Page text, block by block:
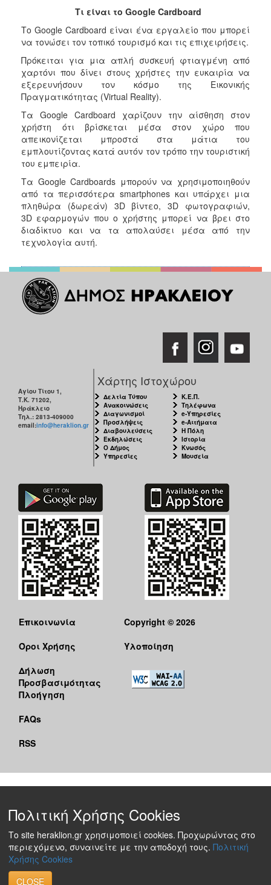
Τι είναι το Google Cardboard
Το Google Cardboard είναι ένα εργαλείο που μπορεί
να τονώσει τον τοπικό τουρισμό και τις επιχειρήσεις.
Πρόκειται για μια απλή συσκευή φτιαγμένη από
χαρτόνι που δίνει στους χρήστες την ευκαιρία να
εξερευνήσουν τον κόσμο της Εικονικής
Πραγματικότητας (Virtual Reality).
Τα Google Cardboard χαρίζουν την αίσθηση στον
χρήστη ότι βρίσκεται μέσα στον χώρο που
απεικονίζεται μπροστά στα μάτια του
εμπλουτίζοντας κατά αυτόν τον τρόπο την τουριστική
του εμπειρία.
Τα Google Cardboards μπορούν να χρησιμοποιηθούν
από τα περισσότερα smartphones και υπάρχει μια
πληθώρα (δωρεάν) 3D βίντεο, 3D φωτογραφιών,
3D εφαρμογών που ο χρήστης μπορεί να βρει στο
διαδίκτυο και να τα απολαύσει μέσα από την
τεχνολογία αυτή.
Αγίου Τίτου 1,
Τ.Κ. 71202,
Ηράκλειο
Τηλ.: 2813-409000
email:info@heraklion.gr
Χάρτης Ιστοχώρου
Δελτία Τύπου
Ανακοινώσεις
Διαγωνισμοί
Προσλήψεις
Διαβουλεύσεις
Εκδηλώσεις
Ο Δήμος
Υπηρεσίες
Κ.Ε.Π.
Τηλέφωνα
e-Υπηρεσίες
e-Αιτήματα
Η Πόλη
Ιστορία
Κνωσός
Μουσεία
Επικοινωνία
Όροι Χρήσης
Δήλωση
Προσβασιμότητας
Πλοήγηση
FAQs
RSS
Copyright © 2026
Υλοποίηση
Πολιτική Χρήσης Cookies
Το site heraklion.gr χρησιμοποιεί cookies. Προχωρώντας στο
περιεχόμενο, συναινείτε με την αποδοχή τους. Πολιτική
Χρήσης Cookies
CLOSE